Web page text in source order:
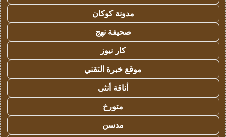
مدونة كوكان
صحيفة نهج
كار نيوز
موقع خبرة التقني
أناقة أنثى
متورخ
مدسن